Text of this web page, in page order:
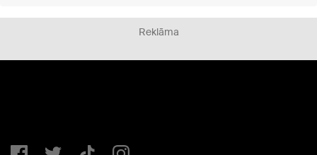
Reklāma